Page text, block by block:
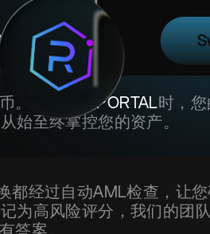
。当您兑换PORTAL时，
始至终掌控您的资产。
都经过自动AML检查，让
为高风险评分，我们的团